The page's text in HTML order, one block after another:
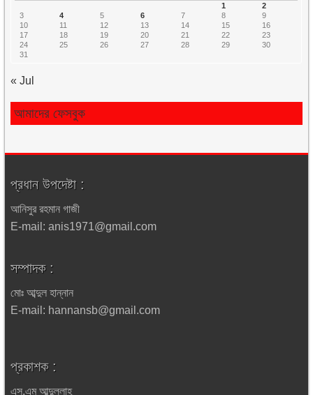
1
2
3
4 5 6 7 8
9
10
11 12 13 14 15
16
17
18 19 20 21 22
23
24
25 26 27 28 29
30
31
« Jul
আমাদের ফেসবুক
প্রধান উপদেষ্টা :
আনিসুর রহমান গাজী
E-mail: anis1971@gmail.com
সম্পাদক :
মোঃ আব্দুল হান্নান
E-mail: hannansb@gmail.com
প্রকাশক :
এস.এম আব্দুল্লাহ